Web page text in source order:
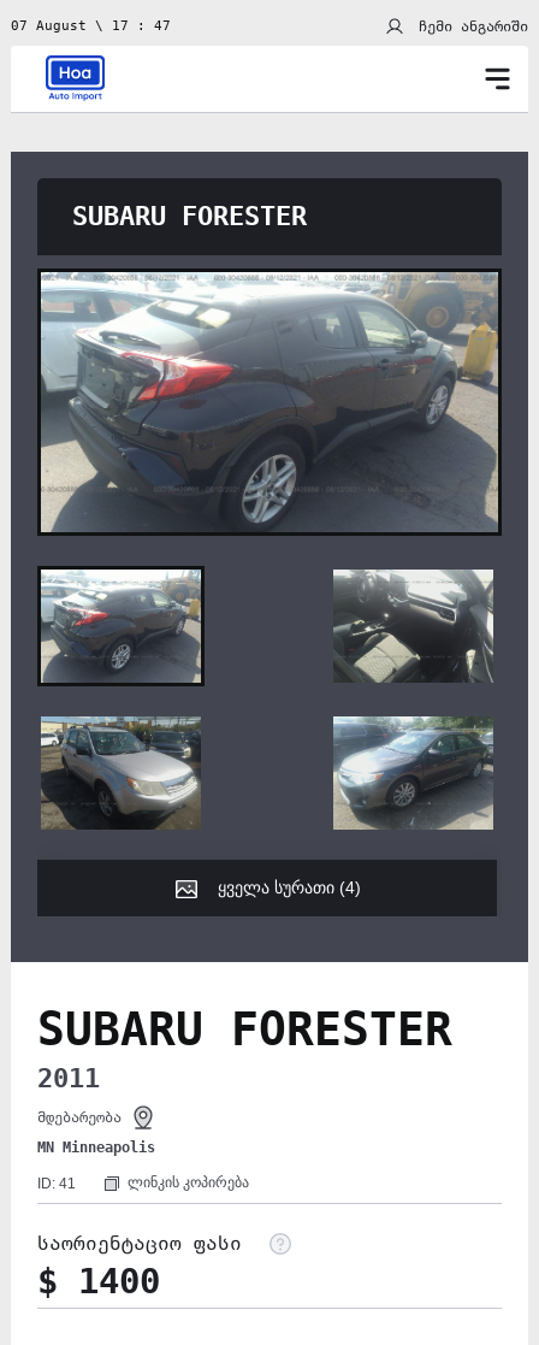
07 August \ 17 : 47 ჩემი ანგარიში
SUBARU FORESTER
ყველა სურათი (4)
SUBARU FORESTER
2011
მდებარეობა
MN Minneapolis
ID: 41 ლინკის კოპირება
საორიენტაციო ფასი
$ 1400